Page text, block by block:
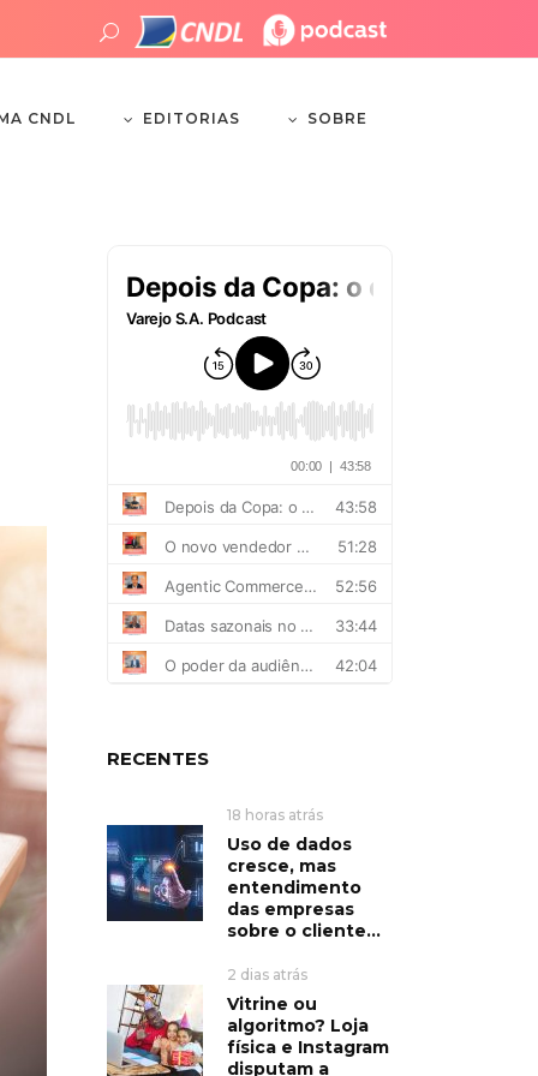
CNDL EDITORIAS SOBRE
RECENTES
18 horas atrás
Uso de dados
cresce, mas
entendimento
das empresas
sobre o cliente...
2 dias atrás
Vitrine ou
algoritmo? Loja
física e Instagram
disputam a